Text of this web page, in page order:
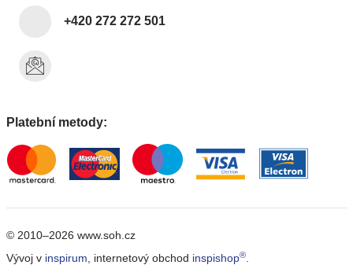
+420 272 272 501
Platební metody:
© 2010–2026 www.soh.cz
Vývoj v inspirum , internetový obchod inspishop®